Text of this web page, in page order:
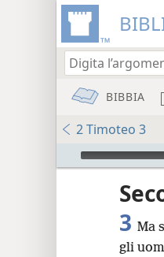
BIBBIA
2 Timoteo 3
Audio Player
3 Ma
gli